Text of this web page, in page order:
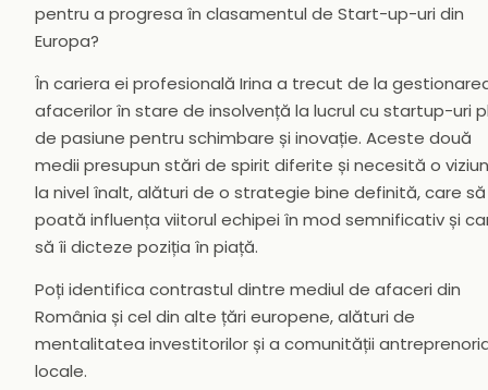
pentru a progresa în clasamentul de Start-up-uri din
Europa?
În cariera ei profesională Irina a trecut de la
afacerilor în stare de insolvență la lucrul cu startup-uri
de pasiune pentru schimbare și inovație. Aceste două
medii presupun stări de spirit diferite și necesită o
la nivel înalt, alături de o strategie bine definită, care să
poată influența viitorul echipei în mod semnificativ și
să îi dicteze poziția în piață.
Poți identifica contrastul dintre mediul de afaceri din
România și cel din alte țări europene, alături de
mentalitatea investitorilor și a comunității
locale.